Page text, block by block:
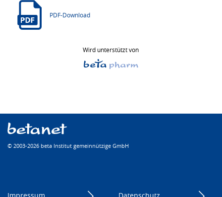
PDF-Download
Wird unterstützt von
© 2003-2026 beta Institut gemeinnützige GmbH